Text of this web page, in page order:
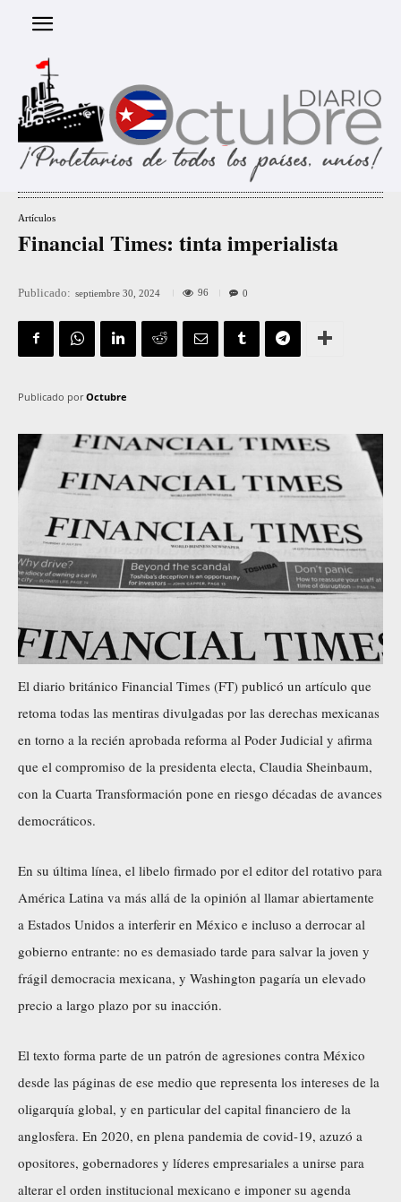
Artículos
Financial Times: tinta imperialista
Publicado: septiembre 30, 2024 96 0
Publicado por Octubre
El diario británico Financial Times (FT) publicó un artículo que
retoma todas las mentiras divulgadas por las derechas mexicanas
en torno a la recién aprobada reforma al Poder Judicial y afirma
que el compromiso de la presidenta electa, Claudia Sheinbaum,
con la Cuarta Transformación pone en riesgo décadas de avances
democráticos.
En su última línea, el libelo firmado por el editor del rotativo para
América Latina va más allá de la opinión al llamar abiertamente
a Estados Unidos a interferir en México e incluso a derrocar al
gobierno entrante: no es demasiado tarde para salvar la joven y
frágil democracia mexicana, y Washington pagaría un elevado
precio a largo plazo por su inacción.
El texto forma parte de un patrón de agresiones contra México
desde las páginas de ese medio que representa los intereses de la
oligarquía global, y en particular del capital financiero de la
anglosfera. En 2020, en plena pandemia de covid-19, azuzó a
opositores, gobernadores y líderes empresariales a unirse para
alterar el orden institucional mexicano e imponer su agenda